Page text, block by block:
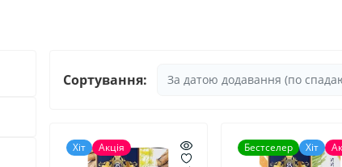
Сортування:
Хіт Акція Бестселер Хіт